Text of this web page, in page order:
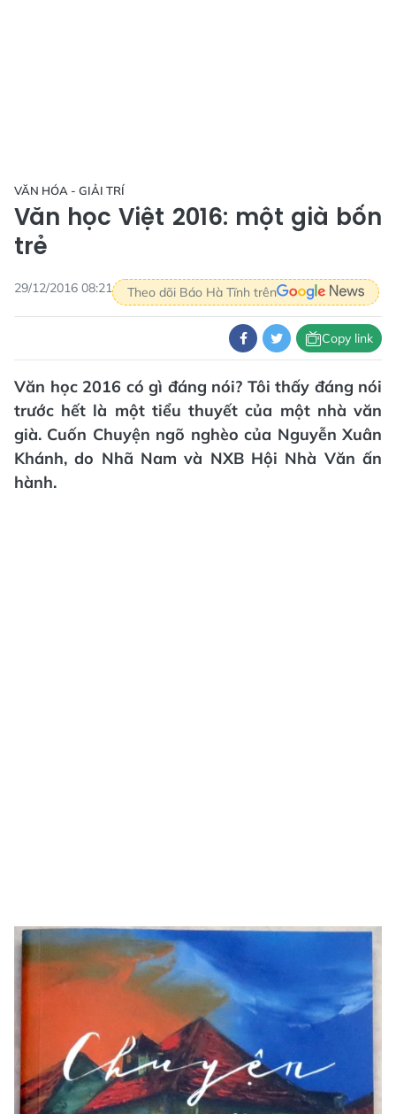
VĂN HÓA - GIẢI TRÍ
Văn học Việt 2016: một già bốn
trẻ
29/12/2016 08:21 Theo dõi Báo Hà Tĩnh trên
Copy link
Văn học 2016 có gì đáng nói? Tôi thấy đáng nói
trước hết là một tiểu thuyết của một nhà văn
già. Cuốn Chuyện ngõ nghèo của Nguyễn Xuân
Khánh, do Nhã Nam và NXB Hội Nhà Văn ấn
hành.